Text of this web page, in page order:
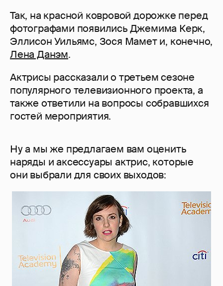
Так, на красной ковровой дорожке перед
фотографами появились Джемима Керк,
Эллисон Уильямс, Зося Мамет и, конечно,
Лена Данэм.
Актрисы рассказали о третьем сезоне
популярного телевизионного проекта, а
также ответили на вопросы собравшихся
гостей мероприятия.
Ну а мы же предлагаем вам оценить
наряды и аксессуары актрис, которые
они выбрали для своих выходов: